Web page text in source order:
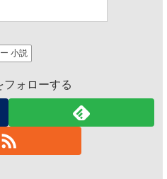
小説
フォローする